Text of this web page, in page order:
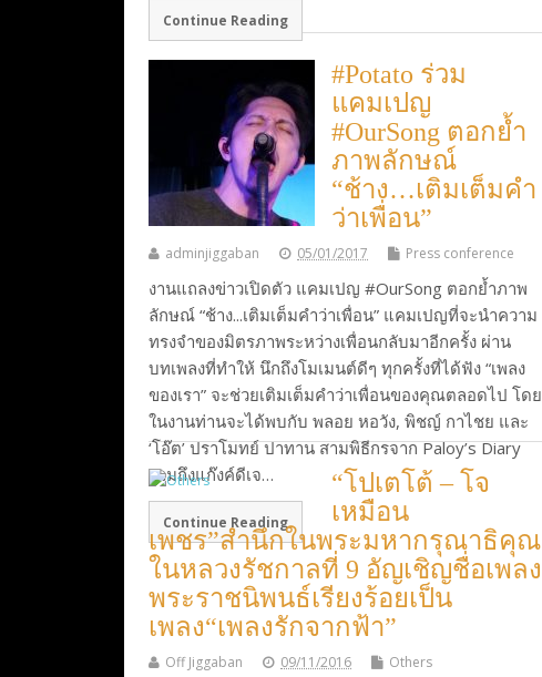
Continue Reading
#Potato ร่วม
แคมเปญ
#OurSong ตอกย้ำ
ภาพลักษณ์
“ช้าง…เติมเต็มคำ
ว่าเพื่อน”
adminjiggaban 05/01/2017 Press conference
งานแถลงข่าวเปิดตัว แคมเปญ #OurSong ตอกย้ำภาพ
ลักษณ์ “ช้าง...เติมเต็มคำว่าเพื่อน” แคมเปญที่จะนำความ
ทรงจำของมิตรภาพระหว่างเพื่อนกลับมาอีกครั้ง ผ่าน
บทเพลงที่ทำให้ นึกถึงโมเมนต์ดีๆ ทุกครั้งที่ได้ฟัง “เพลง
ของเรา” จะช่วยเติมเต็มคำว่าเพื่อนของคุณตลอดไป โดย
ในงานท่านจะได้พบกับ พลอย หอวัง, พิชญ์ กาไชย และ
‘โอ๊ต’ ปราโมทย์ ปาทาน สามพิธีกรจาก Paloy’s Diary
รวมถึงแก๊งค์ดีเจ…
Continue Reading
“โปเตโต้ – โจ
เหมือน
เพชร”สำนึกในพระมหากรุณาธิคุณ
ในหลวงรัชกาลที่ 9 อัญเชิญชื่อเพลง
พระราชนิพนธ์เรียงร้อยเป็น
เพลง“เพลงรักจากฟ้า”
Off Jiggaban 09/11/2016 Others